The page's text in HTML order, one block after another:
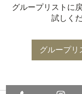
グループリストに
試しく
グループリ